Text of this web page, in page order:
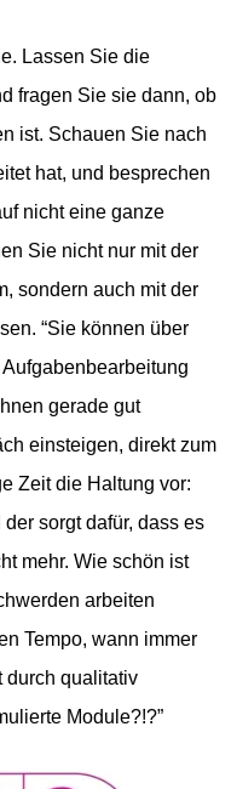
Lassen Sie die
fragen Sie sie dann, ob
ist. Schauen Sie nach
hat, und besprechen
nicht eine ganze
Sie nicht nur mit der
sondern auch mit der
“Sie können über
gerade gut
einsteigen, direkt zum
Zeit die Haltung vor:
sorgt dafür, dass es
mehr. Wie schön ist
arbeiten
Tempo, wann immer
durch qualitativ
Module?!?”